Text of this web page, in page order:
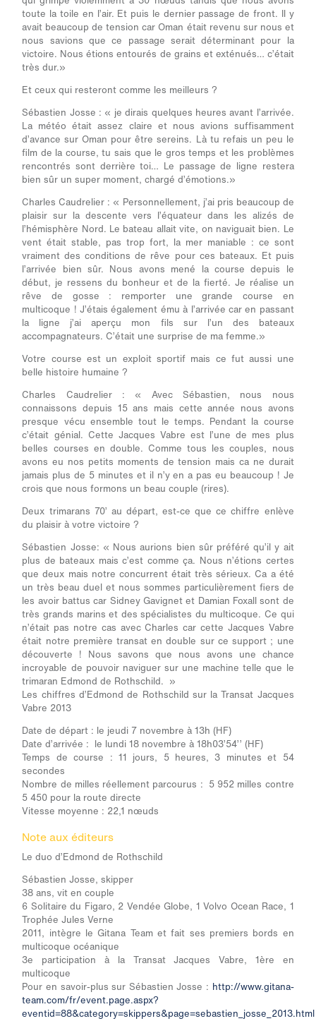
toute la toile en l’air. Et puis le dernier passage de front. Il y
avait beaucoup de tension car Oman était revenu sur nous et
nous savions que ce passage serait déterminant pour la
victoire. Nous étions entourés de grains et exténués… c’était
très dur.»
Et ceux qui resteront comme les meilleurs ?
Sébastien Josse : « je dirais quelques heures avant l’arrivée.
La météo était assez claire et nous avions suffisamment
d’avance sur Oman pour être sereins. Là tu refais un peu le
film de la course, tu sais que le gros temps et les problèmes
rencontrés sont derrière toi… Le passage de ligne restera
bien sûr un super moment, chargé d’émotions.»
Charles Caudrelier : « Personnellement, j’ai pris beaucoup de
plaisir sur la descente vers l’équateur dans les alizés de
l’hémisphère Nord. Le bateau allait vite, on naviguait bien. Le
vent était stable, pas trop fort, la mer maniable : ce sont
vraiment des conditions de rêve pour ces bateaux. Et puis
l’arrivée bien sûr. Nous avons mené la course depuis le
début, je ressens du bonheur et de la fierté. Je réalise un
rêve de gosse : remporter une grande course en
multicoque ! J’étais également ému à l’arrivée car en passant
la ligne j’ai aperçu mon fils sur l’un des bateaux
accompagnateurs. C’était une surprise de ma femme.»
Votre course est un exploit sportif mais ce fut aussi une
belle histoire humaine ?
Charles Caudrelier :
« Avec Sébastien, nous nous
connaissons depuis 15 ans mais cette année nous avons
presque vécu ensemble tout le temps. Pendant la course
c’était génial. Cette Jacques Vabre est l’une de mes plus
belles courses en double. Comme tous les couples, nous
avons eu nos petits moments de tension mais ca ne durait
jamais plus de 5 minutes et il n’y en a pas eu beaucoup ! Je
crois que nous formons un beau couple (rires).
Deux trimarans 70’ au départ, est-ce que ce chiffre enlève
du plaisir à votre victoire ?
Sébastien Josse: « Nous aurions bien sûr préféré qu’il y ait
plus de bateaux mais c’est comme ça. Nous n’étions certes
que deux mais notre concurrent était très sérieux. Ca a été
un très beau duel et nous sommes particulièrement fiers de
les avoir battus car Sidney Gavignet et Damian Foxall sont de
très grands marins et des spécialistes du multicoque. Ce qui
n’était pas notre cas avec Charles car cette Jacques Vabre
était notre première transat en double sur ce support ; une
découverte ! Nous savons que nous avons une chance
incroyable de pouvoir naviguer sur une machine telle que le
trimaran Edmond de Rothschild. »
Les chiffres d’Edmond de Rothschild sur la Transat Jacques
Vabre 2013
Date de départ : le jeudi 7 novembre à 13h (HF)
Date d’arrivée : le lundi 18 novembre à 18h03’54’’ (HF)
Temps de course : 11 jours, 5 heures, 3 minutes et 54
secondes
Nombre de milles réellement parcourus : 5 952 milles contre
5 450 pour la route directe
Vitesse moyenne : 22,1 nœuds
Note aux éditeurs
Le duo d’Edmond de Rothschild
Sébastien Josse, skipper
38 ans, vit en couple
6 Solitaire du Figaro, 2 Vendée Globe, 1 Volvo Ocean Race, 1
Trophée Jules Verne
2011, intègre le Gitana Team et fait ses premiers bords en
multicoque océanique
3e participation à la Transat Jacques Vabre, 1ère en
multicoque
Pour en savoir-plus sur Sébastien Josse : http://www.gitana-
team.com/fr/event.page.aspx?
eventid=88&category=skippers&page=sebastien_josse_2013.html